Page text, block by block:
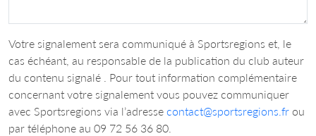
Votre signalement sera communiqué à Sportsregions et, le
cas échéant, au responsable de la publication du club auteur
du contenu signalé . Pour tout information complémentaire
concernant votre signalement vous pouvez communiquer
avec Sportsregions via l’adresse contact@sportsregions.fr ou
par téléphone au 09 72 56 36 80.